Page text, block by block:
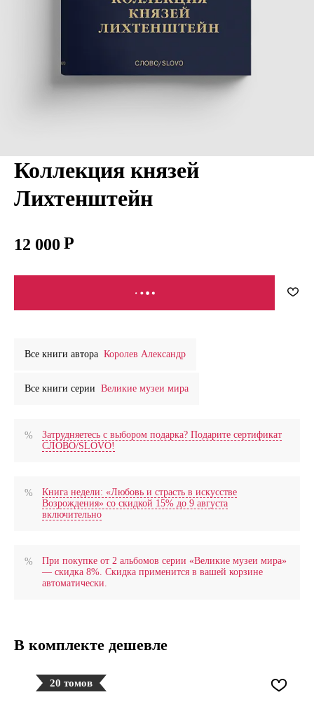
Коллекция князей
Лихтенштейн
12 000
В КОРЗИНУ
Все книги автора Королев Александр
Все книги серии Великие музеи мира
Затрудняетесь с выбором подарка? Подарите сертификат
СЛОВО/SLOVO!
Книга недели: «Любовь и страсть в искусстве
Возрождения» со скидкой 15% до 9 августа
включительно
При покупке от 2 альбомов серии «Великие музеи мира»
— скидка 8%. Скидка применится в вашей корзине
автоматически.
В комплекте дешевле
20 томов